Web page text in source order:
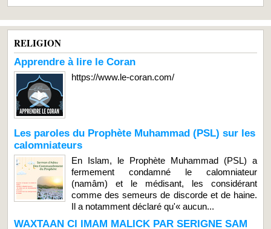
RELIGION
Apprendre à lire le Coran
https://www.le-coran.com/
Les paroles du Prophète Muhammad (PSL) sur les
calomniateurs
En Islam, le Prophète Muhammad (PSL) a
fermement condamné le calomniateur
(namâm) et le médisant, les considérant
comme des semeurs de discorde et de haine.
Il a notamment déclaré qu'« aucun...
WAXTAAN CI IMAM MALICK PAR SERIGNE SAM